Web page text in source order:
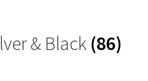
& Black (86)